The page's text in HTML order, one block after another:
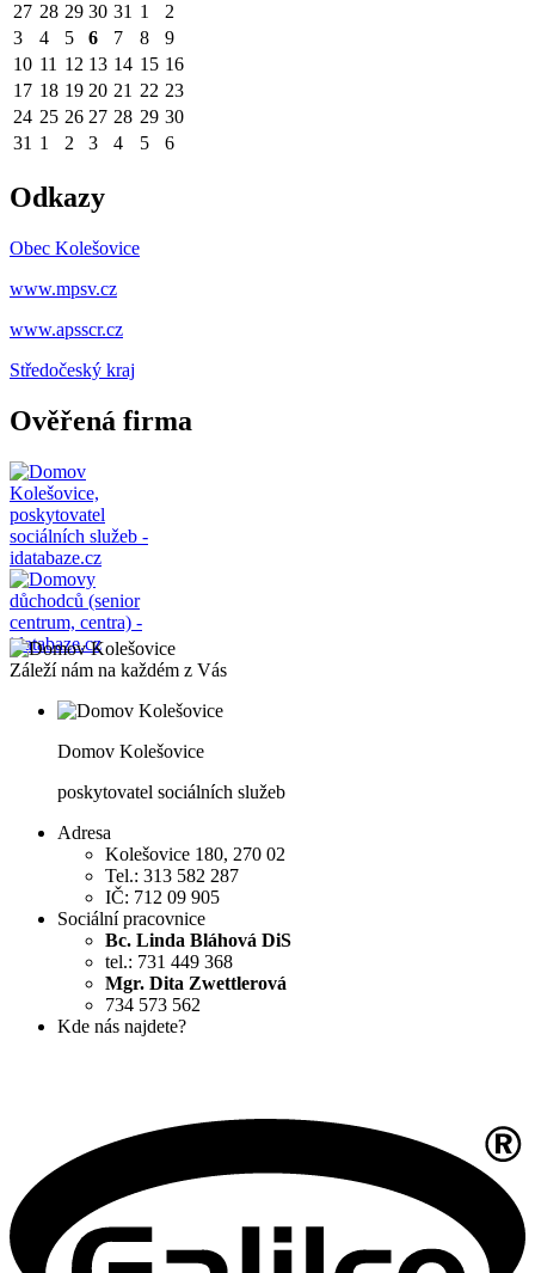
27 28 29 30 31 1
2
3
4 5 6 7 8
9
10 11 12 13 14 15 16
17 18 19 20 21 22 23
24 25 26 27 28 29 30
31 1 2 3 4 5 6
Odkazy
Obec Kolešovice
www.mpsv.cz
www.apsscr.cz
Středočeský kraj
Ověřená firma
Záleží nám na každém z Vás
Domov Kolešovice
poskytovatel sociálních služeb
Adresa
Kolešovice 180, 270 02
Tel.: 313 582 287
IČ: 712 09 905
Sociální pracovnice
Bc. Linda Bláhová DiS
tel.: 731 449 368
Mgr. Dita Zwettlerová
734 573 562
Kde nás najdete?